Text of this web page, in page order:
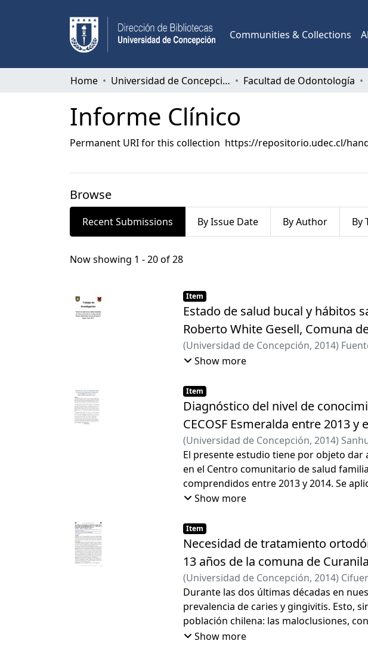
Communities & Collections
Home Universidad de Concepción Facultad de Odontología
Informe Clínico
Permanent URI for this collection https://repositorio.udec.cl/
Browse
Recent Submissions By Issue Date By Author By
Recent Submissions
Now showing 1 - 20 of 28
Item
Estado de salud bucal y hábitos
Roberto White Gesell, Comuna
(Universidad de Concepción, 2014)
Leal, Alex Patricio
Show more
Item
Diagnóstico del nivel de
CECOSF Esmeralda entre 2013 y
(Universidad de Concepción, 2014)
Luna;Morales Hidalgo, Samuel Alberto
El presente estudio tiene por objeto dar
en el Centro comunitario de salud
comprendidos entre 2013 y 2014. Se
inclusión. El siguiente estudio es de tipo
categorías, Prevención en Salud Bucal,
desarrollo dental. Se analizaron los
FONASA, Nivel educacional, Ocupación
conocimiento de la muestra es
malo. En cuanto a las cuatro categorías
Salud Bucal, un 39% Enfermedades
desarrollo dental. Los grupos de
a Básico o Medio, en condiciones de
conocimientos en Salud Bucal. Los
Show more
Item
Necesidad de tratamiento
13 años de la comuna de
(Universidad de Concepción, 2014)
Martín, Nelson
Durante las dos últimas décadas en
prevalencia de caries y gingivitis. Esto,
población chilena: las maloclusiones,
múltiples áreas del desarrollo del niño/
Show more